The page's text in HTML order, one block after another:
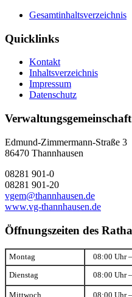
Gesamtinhaltsverzeichnis
Quicklinks
Kontakt
Inhaltsverzeichnis
Impressum
Datenschutz
Edmund-Zimmermann-Straße 3
86470 Thannhausen
08281 901-0
08281 901-20
vgem@thannhausen.de
www.vg-thannhausen.de
Öffnungszeiten des
Montag 08:00 Uhr
Dienstag 08:00 Uhr